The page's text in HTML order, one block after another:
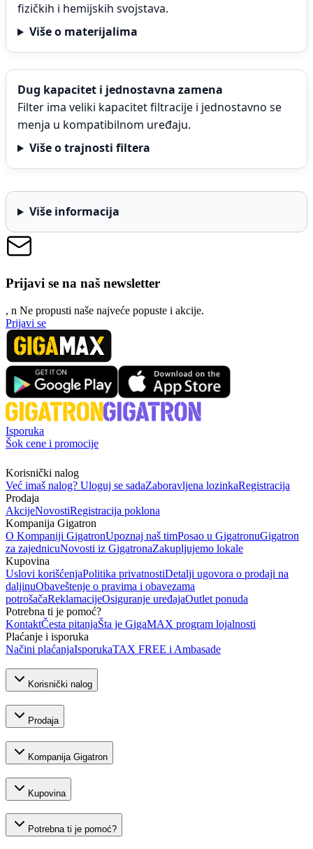
fizičkih i hemijskih svojstava.
Više o materijalima
Dug kapacitet i jednostavna zamena
Filter ima veliki kapacitet filtracije i jednostavno se
menja u kompatibilnom uređaju.
Više o trajnosti filtera
Više informacija
Prijavi se na naš newsletter
, n Ne propusti naše najveće popuste i akcije.
Prijavi se
Isporuka
Šok cene i promocije
Korisnički nalog
Već imaš nalog? Uloguj se sadaZaboravljena lozinkaRegistracija
Prodaja
AkcijeNovostiRegistracija poklona
Kompanija Gigatron
O Kompaniji GigatronUpoznaj naš timPosao u GigatronuGigatron
za zajednicuNovosti iz GigatronaZakupljujemo lokale
Kupovina
Uslovi korišćenjaPolitika privatnostiDetalji ugovora o prodaji na
daljinuObaveštenje o pravima i obavezama
potrošačaReklamacijeOsiguranje uređajaOutlet ponuda
Potrebna ti je pomoć?
KontaktČesta pitanjaŠta je GigaMAX program lojalnosti
Plaćanje i isporuka
Načini plaćanjaIsporukaTAX FREE i Ambasade
Korisnički nalog
Prodaja
Kompanija Gigatron
Kupovina
Potrebna ti je pomoć?